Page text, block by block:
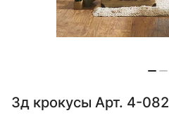
3д крокусы Арт. 4-082